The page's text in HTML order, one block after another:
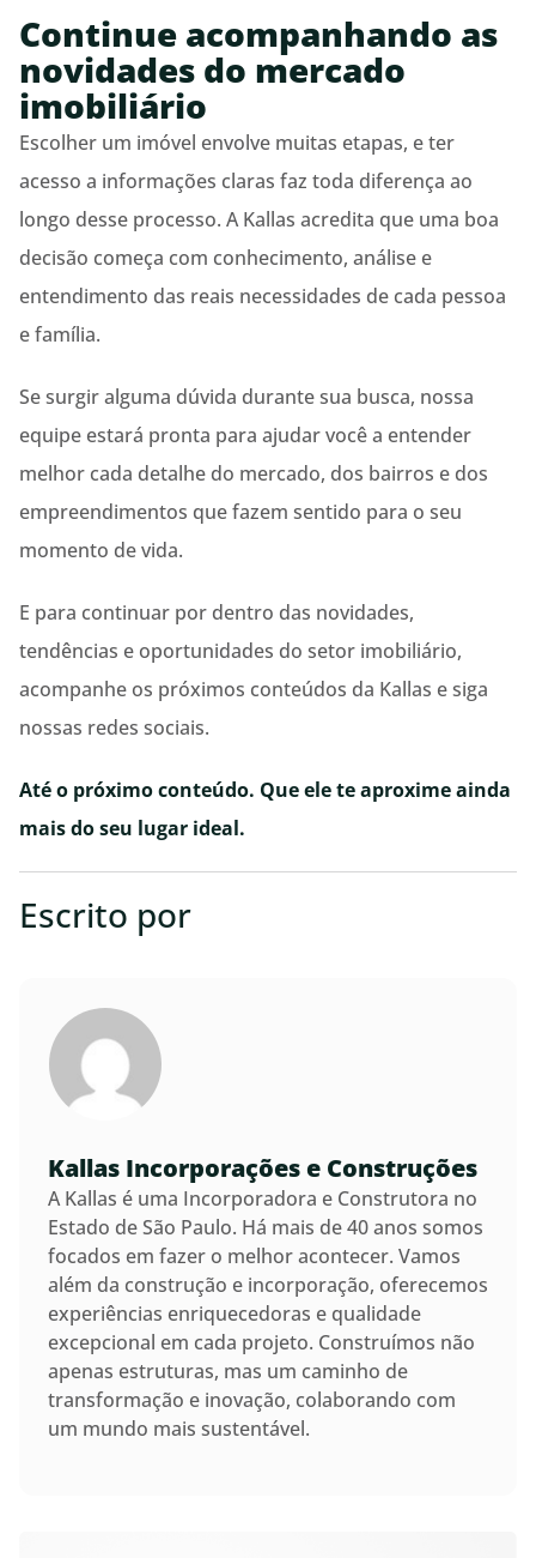
Continue acompanhando as
novidades do mercado
imobiliário
Escolher um imóvel envolve muitas etapas, e ter
acesso a informações claras faz toda diferença ao
longo desse processo. A Kallas acredita que uma boa
decisão começa com conhecimento, análise e
entendimento das reais necessidades de cada pessoa
e família.
Se surgir alguma dúvida durante sua busca, nossa
equipe estará pronta para ajudar você a entender
melhor cada detalhe do mercado, dos bairros e dos
empreendimentos que fazem sentido para o seu
momento de vida.
E para continuar por dentro das novidades,
tendências e oportunidades do setor imobiliário,
acompanhe os próximos conteúdos da Kallas e siga
nossas redes sociais.
Até o próximo conteúdo. Que ele te aproxime ainda
mais do seu lugar ideal.
Escrito por
Kallas Incorporações e Construções
A Kallas é uma Incorporadora e Construtora no
Estado de São Paulo. Há mais de 40 anos somos
focados em fazer o melhor acontecer. Vamos
além da construção e incorporação, oferecemos
experiências enriquecedoras e qualidade
excepcional em cada projeto. Construímos não
apenas estruturas, mas um caminho de
transformação e inovação, colaborando com
um mundo mais sustentável.